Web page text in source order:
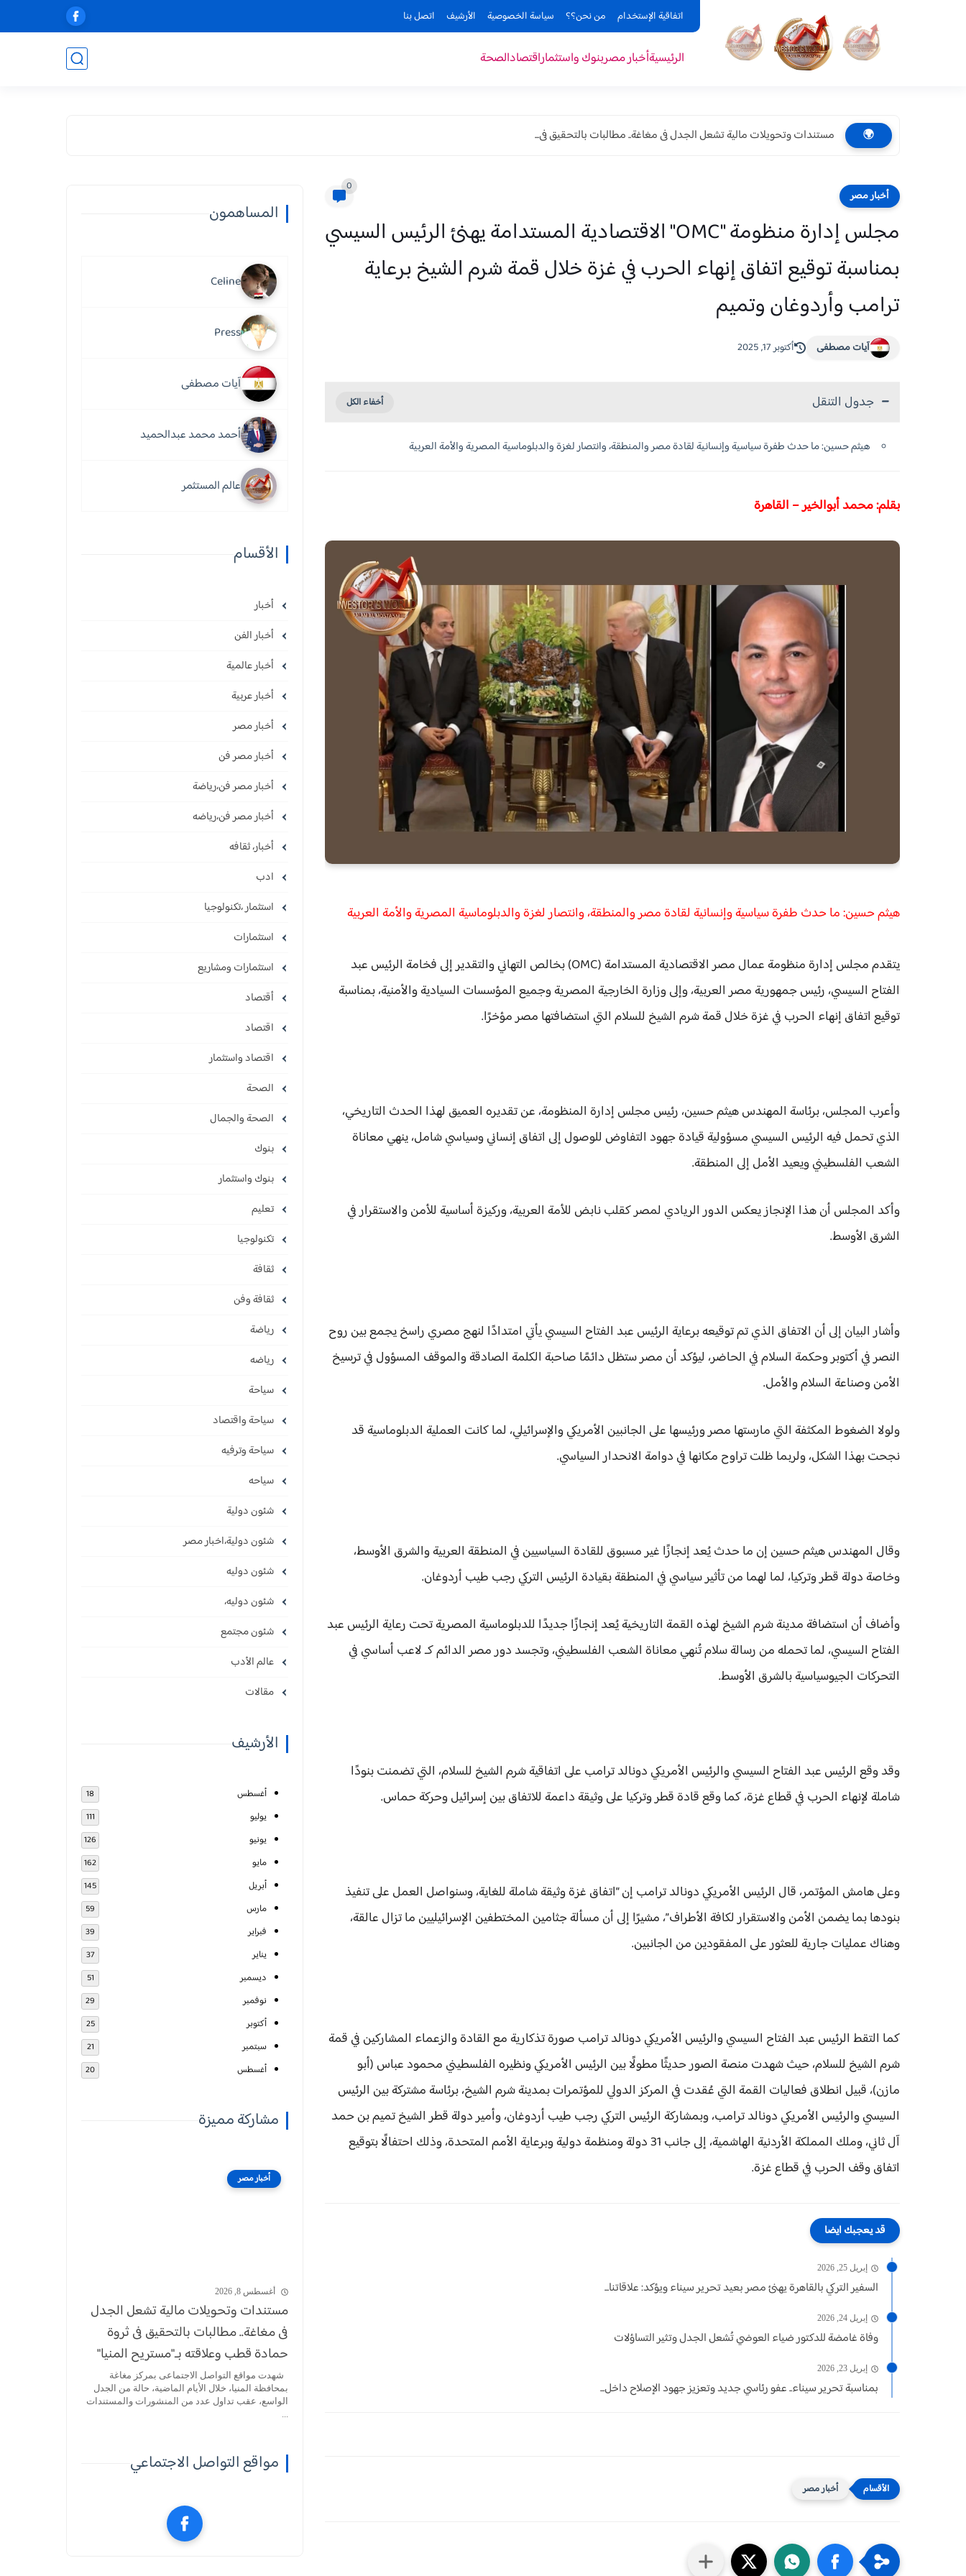
اتفاقية الإستخدام من نحن؟؟ سياسة الخصوصية الأرشيف اتصل بنا
الرئيسيةأخبار مصربنوك واستثماراقتصادالصحة
🌍 مستندات وتحويلات مالية تشعل الجدل فى مغاغة.. مطالبات بالتحقيق فى...
أخبار مصر
0
مجلس إدارة منظومة "OMC" الاقتصادية المستدامة يهنئ الرئيس السيسي
بمناسبة توقيع اتفاق إنهاء الحرب في غزة خلال قمة شرم الشيخ برعاية
ترامب وأردوغان وتميم
آيات مصطفى أكتوبر 17, 2025
جدول التنقل
هيثم حسين: ما حدث طفرة سياسية وإنسانية لقادة مصر والمنطقة، وانتصار لغزة والدبلوماسية المصرية والأمة العربية
بقلم: محمد أبوالخير – القاهرة
هيثم حسين: ما حدث طفرة سياسية وإنسانية لقادة مصر والمنطقة، وانتصار لغزة والدبلوماسية المصرية والأمة العربية
يتقدم مجلس إدارة منظومة عمال مصر الاقتصادية المستدامة (OMC) بخالص التهاني والتقدير إلى فخامة الرئيس عبد
الفتاح السيسي، رئيس جمهورية مصر العربية، وإلى وزارة الخارجية المصرية وجميع المؤسسات السيادية والأمنية، بمناسبة
توقيع اتفاق إنهاء الحرب في غزة خلال قمة شرم الشيخ للسلام التي استضافتها مصر مؤخرًا.
وأعرب المجلس، برئاسة المهندس هيثم حسين، رئيس مجلس إدارة المنظومة، عن تقديره العميق لهذا الحدث التاريخي،
الذي تحمل فيه الرئيس السيسي مسؤولية قيادة جهود التفاوض للوصول إلى اتفاق إنساني وسياسي شامل، ينهي معاناة
الشعب الفلسطيني ويعيد الأمل إلى المنطقة.
وأكد المجلس أن هذا الإنجاز يعكس الدور الريادي لمصر كقلب نابض للأمة العربية، وركيزة أساسية للأمن والاستقرار في
الشرق الأوسط.
وأشار البيان إلى أن الاتفاق الذي تم توقيعه برعاية الرئيس عبد الفتاح السيسي يأتي امتدادًا لنهج مصري راسخ يجمع بين روح
النصر في أكتوبر وحكمة السلام في الحاضر، ليؤكد أن مصر ستظل دائمًا صاحبة الكلمة الصادقة والموقف المسؤول في ترسيخ
الأمن وصناعة السلام والأمل.
ولولا الضغوط المكثفة التي مارستها مصر ورئيسها على الجانبين الأمريكي والإسرائيلي، لما كانت العملية الدبلوماسية قد
نجحت بهذا الشكل، ولربما ظلت تراوح مكانها في دوامة الانحدار السياسي.
وقال المهندس هيثم حسين إن ما حدث يُعد إنجازًا غير مسبوق للقادة السياسيين في المنطقة العربية والشرق الأوسط،
وخاصة دولة قطر وتركيا، لما لهما من تأثير سياسي في المنطقة بقيادة الرئيس التركي رجب طيب أردوغان.
وأضاف أن استضافة مدينة شرم الشيخ لهذه القمة التاريخية يُعد إنجازًا جديدًا للدبلوماسية المصرية تحت رعاية الرئيس عبد
الفتاح السيسي، لما تحمله من رسالة سلام تُنهي معاناة الشعب الفلسطيني، وتجسد دور مصر الدائم كـ لاعب أساسي في
التحركات الجيوسياسية بالشرق الأوسط.
وقد وقع الرئيس عبد الفتاح السيسي والرئيس الأمريكي دونالد ترامب على اتفاقية شرم الشيخ للسلام، التي تضمنت بنودًا
شاملة لإنهاء الحرب في قطاع غزة، كما وقع قادة قطر وتركيا على وثيقة داعمة للاتفاق بين إسرائيل وحركة حماس.
وعلى هامش المؤتمر، قال الرئيس الأمريكي دونالد ترامب إن “اتفاق غزة وثيقة شاملة للغاية، وسنواصل العمل على تنفيذ
بنودها بما يضمن الأمن والاستقرار لكافة الأطراف”، مشيرًا إلى أن مسألة جثامين المختطفين الإسرائيليين ما تزال عالقة،
وهناك عمليات جارية للعثور على المفقودين من الجانبين.
كما التقط الرئيس عبد الفتاح السيسي والرئيس الأمريكي دونالد ترامب صورة تذكارية مع القادة والزعماء المشاركين في قمة
شرم الشيخ للسلام، حيث شهدت منصة الصور حديثًا مطولًا بين الرئيس الأمريكي ونظيره الفلسطيني محمود عباس (أبو
مازن)، قبيل انطلاق فعاليات القمة التي عُقدت في المركز الدولي للمؤتمرات بمدينة شرم الشيخ، برئاسة مشتركة بين الرئيس
السيسي والرئيس الأمريكي دونالد ترامب، وبمشاركة الرئيس التركي رجب طيب أردوغان، وأمير دولة قطر الشيخ تميم بن حمد
آل ثاني، وملك المملكة الأردنية الهاشمية، إلى جانب 31 دولة ومنظمة دولية وبرعاية الأمم المتحدة، وذلك احتفالًا بتوقيع
اتفاق وقف الحرب في قطاع غزة.
قد يعجبك ايضا
إبريل 25, 2026
السفير التركي بالقاهرة يهنئ مصر بعيد تحرير سيناء ويؤكد: علاقاتنا...
إبريل 24, 2026
وفاة غامضة للدكتور ضياء العوضي تُشعل الجدل وتثير التساؤلات
إبريل 23, 2026
بمناسبة تحرير سيناء.. عفو رئاسي جديد وتعزيز جهود الإصلاح داخل...
أخبار مصر
المساهمون
Celine
Press
آيات مصطفى
أحمد محمد عبدالحميد
عالم المستثمر
الأقسام
أخبار
أخبار الفن
أخبار عالمية
أخبار عربية
أخبار مصر
أخبار مصر فن
أخبار مصر فن،رياضة
أخبار مصر فن،رياضه
أخبار، ثقافه
ادب
استثمار ،تكنولوجيا
استثمارات
استثمارات ومشاريع
أقتصاد
اقتصاد
اقتصاد واستثمار
الصحة
الصحة والجمال
بنوك
بنوك واستثمار
تعليم
تكنولوجيا
ثقافة
ثقافة وفن
رياضة
رياضه
سياحة
سياحة واقتصاد
سياحة وترفيه
سياحه
شئون دولية
شئون دولية،اخبار مصر
شئون دوليه
شئون دوليه،
شئون مجتمع
عالم الأدب
مقالات
الأرشيف
أغسطس 18
يوليو 111
يونيو 126
مايو 162
أبريل 145
مارس 59
فبراير 39
يناير 37
ديسمبر 51
نوفمبر 29
أكتوبر 25
سبتمبر 21
أغسطس 20
مشاركة مميزة
أخبار مصر
أغسطس 8, 2026
مستندات وتحويلات مالية تشعل الجدل
فى مغاغة.. مطالبات بالتحقيق فى ثروة
حمادة قطب وعلاقته بـ"مستريح المنيا"
شهدت مواقع التواصل الاجتماعى بمركز مغاغة
بمحافظة المنيا، خلال الأيام الماضية، حالة من الجدل
الواسع، عقب تداول عدد من المنشورات والمستندات
...
مواقع التواصل الاجتماعي